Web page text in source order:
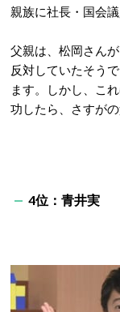
親族に社長・国会
父親は、松岡さん
反対していたそう
ます。しかし、こ
功したら、さすが
4位：青井実